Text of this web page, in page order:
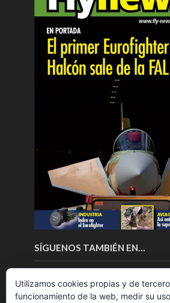
SÍGUENOS TAMBIÉN EN…
Utilizamos cookies propias y de
funcionamiento de la web, medir su